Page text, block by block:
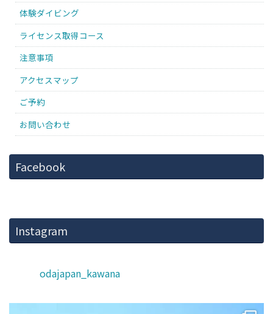
体験ダイビング
ライセンス取得コース
注意事項
アクセスマップ
ご予約
お問い合わせ
Facebook
Instagram
odajapan_kawana